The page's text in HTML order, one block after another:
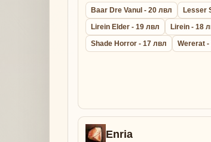
Baar Dre Vanul - 20 лвл Lesser
Lirein Elder - 19 лвл
Lirein - 18
Shade Horror - 17 лвл
Wererat -
Enria